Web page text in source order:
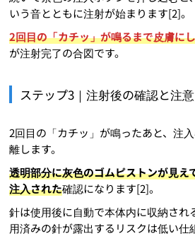
いう音とともに注射が始まります[2]。
2回目の「カチッ」が鳴るまで皮膚に
が注射完了の合図です。
ステップ3｜注射後の確認と注
2回目の「カチッ」が鳴ったあと、注
離します。
透明部分に灰色のゴムピストンが見え
注入された確認になります[2]。
針は使用後に自動で本体内に収納され
用済みの針が露出するリスクは低い仕